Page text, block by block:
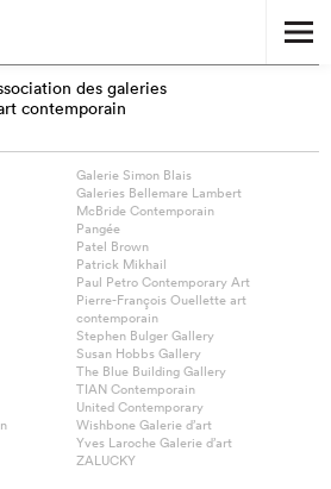
des galeries
contemporain
Galerie Simon Blais
Galeries Bellemare Lambert
McBride Contemporain
Pangée
Patel Brown
Patrick Mikhail
Paul Petro Contemporary Art
Pierre-François Ouellette art
contemporain
Stephen Bulger Gallery
Susan Hobbs Gallery
The Blue Building Gallery
TIAN Contemporain
United Contemporary
Wishbone Galerie d’art
Yves Laroche Galerie d’art
ZALUCKY